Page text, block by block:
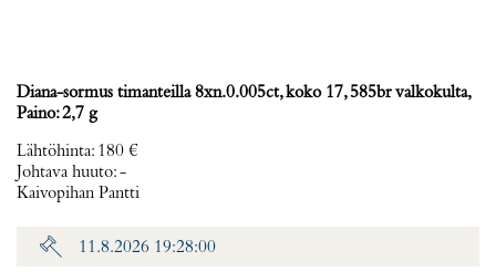
Diana-sormus timanteilla 8xn.0.005ct, koko 17, 585br valkokulta,
Paino: 2,7 g
Lähtöhinta: 180 €
Johtava huuto:-
Kaivopihan Pantti
11.8.2026 19:28:00